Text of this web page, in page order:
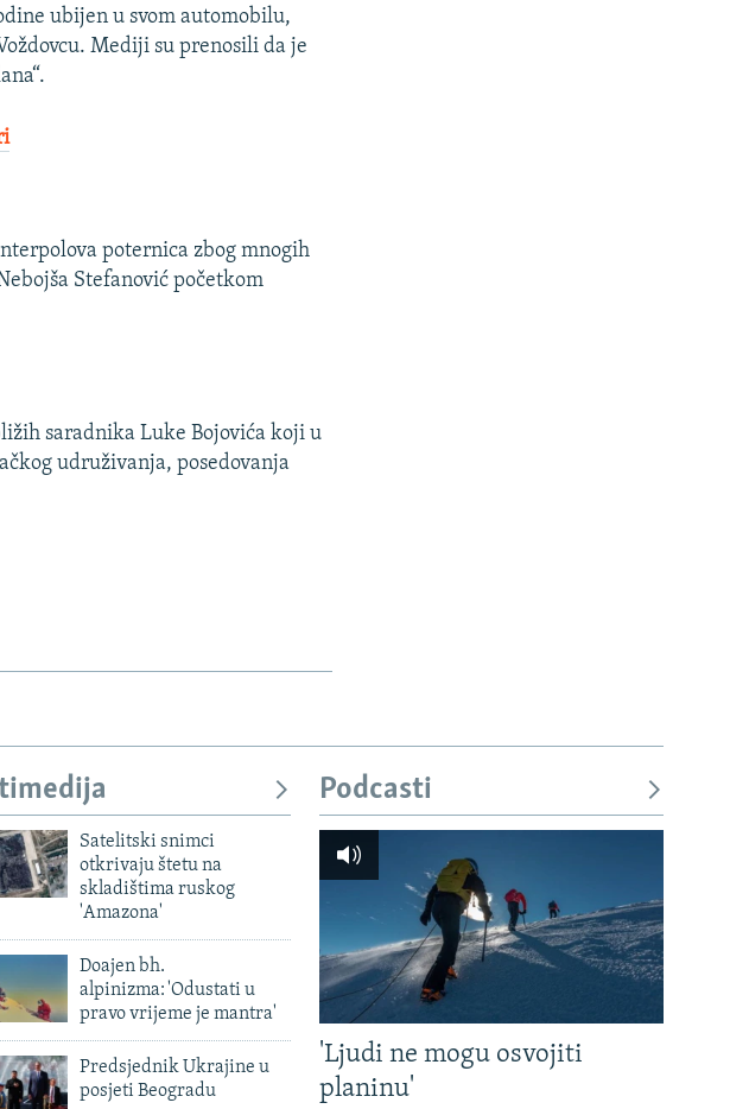
ubijen u svom automobilu,
Mediji su prenosili da je
poternica zbog mnogih
Stefanović početkom
saradnika Luke Bojovića koji u
udruživanja, posedovanja
Satelitski snimci
otkrivaju štetu na
skladištima ruskog
'Amazona'
Doajen bh.
alpinizma: 'Odustati u
pravo vrijeme je mantra'
Predsjednik Ukrajine u
posjeti Beogradu
Podcasti
'Ljudi ne mogu osvojiti
planinu'